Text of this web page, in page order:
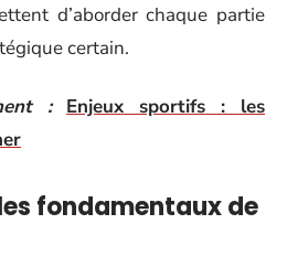
d’aborder chaque partie
certain.
:
Enjeux sportifs : les
fondamentaux de